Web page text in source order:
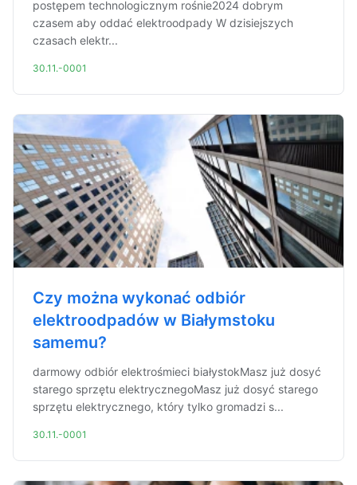
postępem technologicznym rośnie2024 dobrym
czasem aby oddać elektroodpady W dzisiejszych
czasach elektr...
30.11.-0001
Czy można wykonać odbiór
elektroodpadów w Białymstoku
samemu?
darmowy odbiór elektrośmieci białystokMasz już dosyć
starego sprzętu elektrycznegoMasz już dosyć starego
sprzętu elektrycznego, który tylko gromadzi s...
30.11.-0001